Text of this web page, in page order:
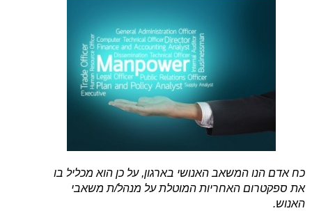
כח אדם הנו המשאב האנושי בארגון, על כן הוא מכליל בו
את ספקטרום האחריות המוטלת על מנהל/ת משאבי
האנוש.